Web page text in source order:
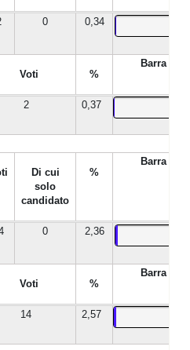
0 0,34
Voti %
Barra %
2 0,37
Di cui
solo
candidato
%
Barra %
0 2,36
Voti %
Barra %
14 2,57